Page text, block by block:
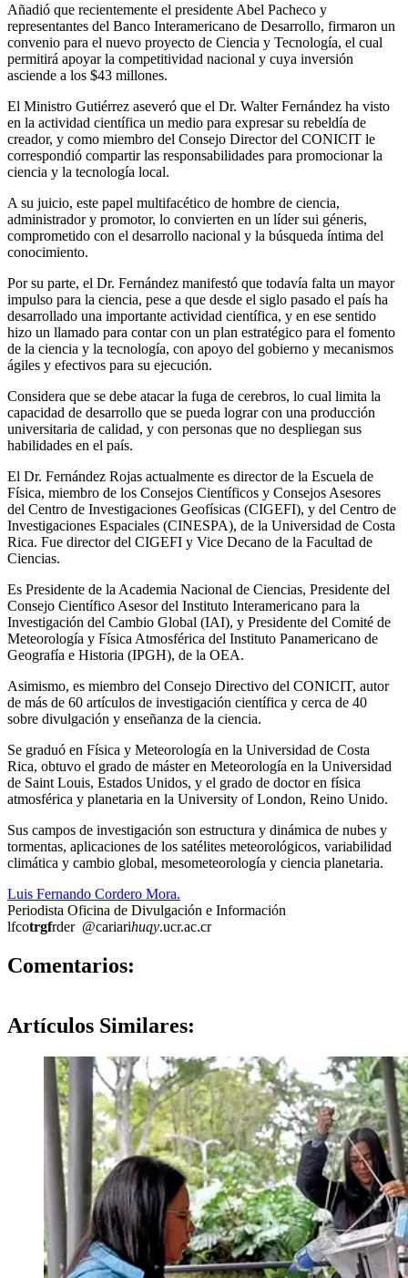
Añadió que recientemente el presidente Abel Pacheco y
representantes del Banco Interamericano de Desarrollo, firmaron un
convenio para el nuevo proyecto de Ciencia y Tecnología, el cual
permitirá apoyar la competitividad nacional y cuya inversión
asciende a los $43 millones.
El Ministro Gutiérrez aseveró que el Dr. Walter Fernández ha visto
en la actividad científica un medio para expresar su rebeldía de
creador, y como miembro del Consejo Director del CONICIT le
correspondió compartir las responsabilidades para promocionar la
ciencia y la tecnología local.
A su juicio, este papel multifacético de hombre de ciencia,
administrador y promotor, lo convierten en un líder sui géneris,
comprometido con el desarrollo nacional y la búsqueda íntima del
conocimiento.
Por su parte, el Dr. Fernández manifestó que todavía falta un mayor
impulso para la ciencia, pese a que desde el siglo pasado el país ha
desarrollado una importante actividad científica, y en ese sentido
hizo un llamado para contar con un plan estratégico para el fomento
de la ciencia y la tecnología, con apoyo del gobierno y mecanismos
ágiles y efectivos para su ejecución.
Considera que se debe atacar la fuga de cerebros, lo cual limita la
capacidad de desarrollo que se pueda lograr con una producción
universitaria de calidad, y con personas que no despliegan sus
habilidades en el país.
El Dr. Fernández Rojas actualmente es director de la Escuela de
Física, miembro de los Consejos Científicos y Consejos Asesores
del Centro de Investigaciones Geofísicas (CIGEFI), y del Centro de
Investigaciones Espaciales (CINESPA), de la Universidad de Costa
Rica. Fue director del CIGEFI y Vice Decano de la Facultad de
Ciencias.
Es Presidente de la Academia Nacional de Ciencias, Presidente del
Consejo Científico Asesor del Instituto Interamericano para la
Investigación del Cambio Global (IAI), y Presidente del Comité de
Meteorología y Física Atmosférica del Instituto Panamericano de
Geografía e Historia (IPGH), de la OEA.
Asimismo, es miembro del Consejo Directivo del CONICIT, autor
de más de 60 artículos de investigación científica y cerca de 40
sobre divulgación y enseñanza de la ciencia.
Se graduó en Física y Meteorología en la Universidad de Costa
Rica, obtuvo el grado de máster en Meteorología en la Universidad
de Saint Louis, Estados Unidos, y el grado de doctor en física
atmosférica y planetaria en la University of London, Reino Unido.
Sus campos de investigación son estructura y dinámica de nubes y
tormentas, aplicaciones de los satélites meteorológicos, variabilidad
climática y cambio global, mesometeorología y ciencia planetaria.
Luis Fernando Cordero Mora.
Periodista Oficina de Divulgación e Información
lfcotrgfrder @cariarihuqy.ucr.ac.cr
Comentarios:
Artículos Similares: